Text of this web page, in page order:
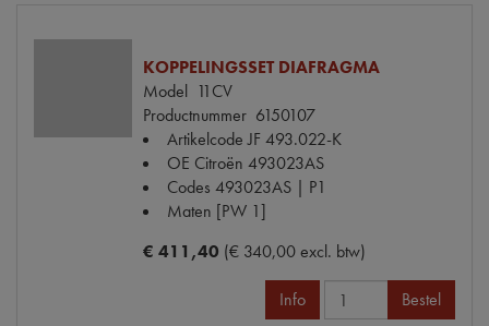
KOPPELINGSSET DIAFRAGMA
Model 11CV
Productnummer 6150107
Artikelcode JF493.022-K
OE Citroën 493023AS
Codes 493023AS | P1
Maten [PW 1]
€ 411,40 (€ 340,00 excl. btw)
Info Bestel